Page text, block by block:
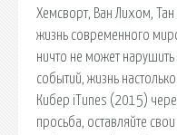
Хемсворт, Ван Лихом,
жизнь современного
ничто не может
событий, жизнь
Кибер iTunes (2015)
просьба, оставляйте